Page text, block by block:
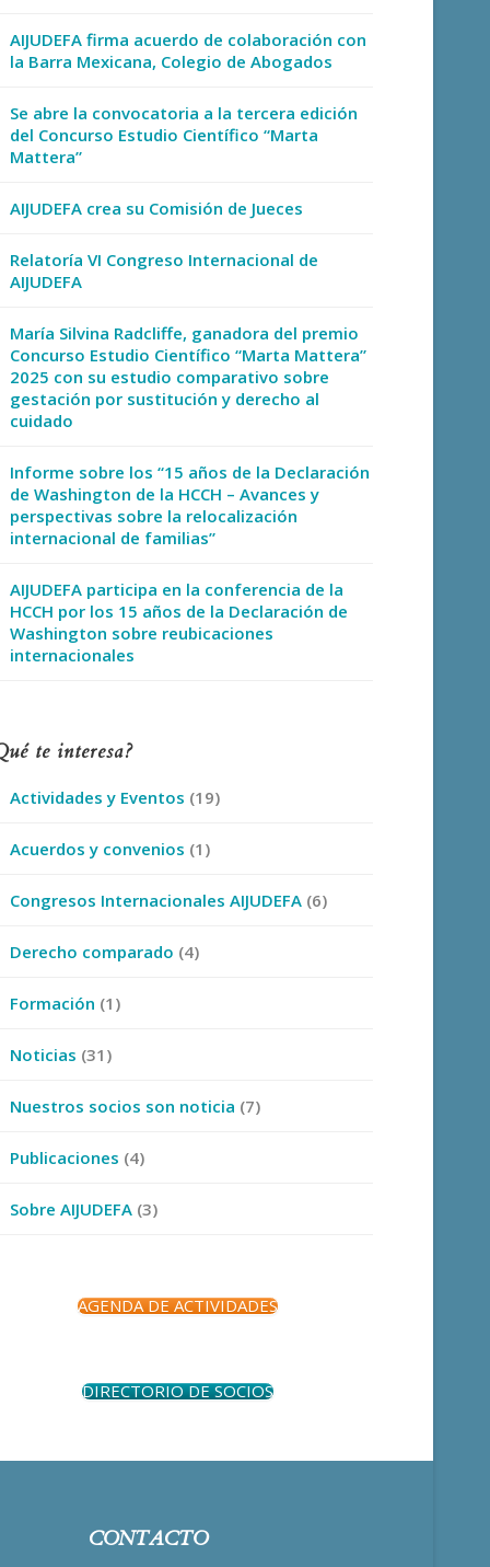
AIJUDEFA firma acuerdo de colaboración con
la Barra Mexicana, Colegio de Abogados
Se abre la convocatoria a la tercera edición
del Concurso Estudio Científico “Marta
Mattera”
AIJUDEFA crea su Comisión de Jueces
Relatoría VI Congreso Internacional de
AIJUDEFA
María Silvina Radcliffe, ganadora del premio
Concurso Estudio Científico “Marta Mattera”
2025 con su estudio comparativo sobre
gestación por sustitución y derecho al
cuidado
Informe sobre los “15 años de la Declaración
de Washington de la HCCH – Avances y
perspectivas sobre la relocalización
internacional de familias”
AIJUDEFA participa en la conferencia de la
HCCH por los 15 años de la Declaración de
Washington sobre reubicaciones
internacionales
te interesa?
Actividades y Eventos (19)
Acuerdos y convenios (1)
Congresos Internacionales AIJUDEFA (6)
Derecho comparado (4)
Formación (1)
Noticias (31)
Nuestros socios son noticia (7)
Publicaciones (4)
Sobre AIJUDEFA (3)
AGENDA DE ACTIVIDADES
DIRECTORIO DE SOCIOS
CONTACTO